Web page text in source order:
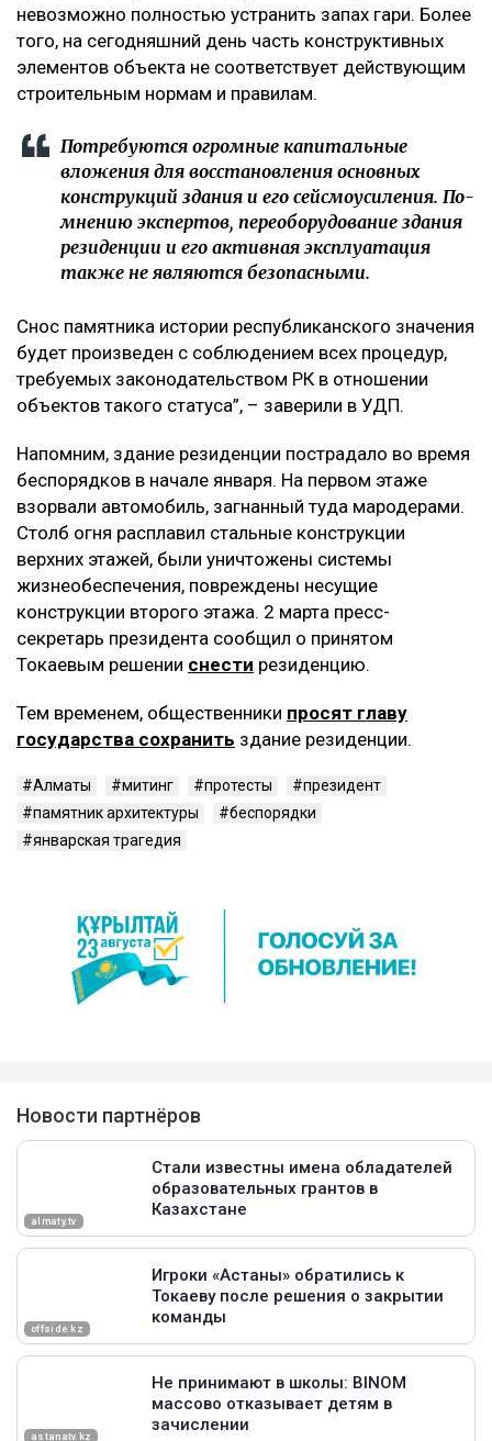
невозможно полностью устранить запах гари. Более
того, на сегодняшний день часть конструктивных
элементов объекта не соответствует действующим
строительным нормам и правилам.
Потребуются огромные капитальные
вложения для восстановления основных
конструкций здания и его сейсмоусиления. По-
мнению экспертов, переоборудование здания
резиденции и его активная эксплуатация
также не являются безопасными.
Снос памятника истории республиканского значения
будет произведен с соблюдением всех процедур,
требуемых законодательством РК в отношении
объектов такого статуса”, – заверили в УДП.
Напомним, здание резиденции пострадало во время
беспорядков в начале января. На первом этаже
взорвали автомобиль, загнанный туда мародерами.
Столб огня расплавил стальные конструкции
верхних этажей, были уничтожены системы
жизнеобеспечения, повреждены несущие
конструкции второго этажа. 2 марта пресс-
секретарь президента сообщил о принятом
Токаевым решении снести резиденцию.
Тем временем, общественники просят главу
государства сохранить здание резиденции.
Алматы митинг протесты
президент
памятник архитектуры
беспорядки
январская трагедия